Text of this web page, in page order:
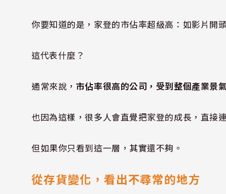
你要知道的是，家登的市佔率超級高：如影片開
這代表什麼？
通常來說， 市佔率很高的公司，受到整個產業景
也因為這樣，很多人會直覺把家登的成長，直接
但如果你只看到這一層，其實還不夠。
從存貨變化，看出不尋常的地方